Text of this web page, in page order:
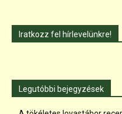
Iratkozz fel hírlevelünkre!
Legutóbbi bejegyzések